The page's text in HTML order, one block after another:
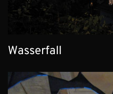
Wasserfall